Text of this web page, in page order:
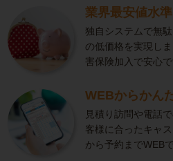
業界最安値水準
独自システムで無
の低価格を実現し
害保険加入で安心
WEBからかん
見積り訪問や電話
客様に合ったキャ
から予約までWEB